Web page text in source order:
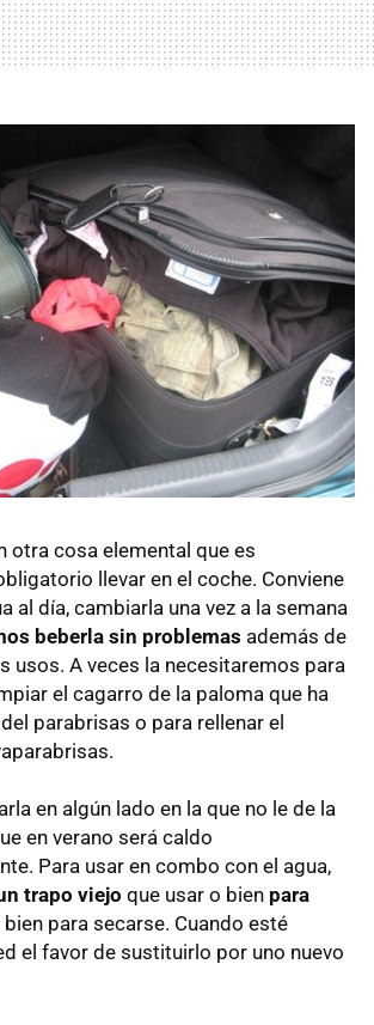
otra cosa elemental que es
llevar en el coche. Conviene
al día, cambiarla una vez a la semana
beberla sin problemas además de
usos. A veces la necesitaremos para
el cagarro de la paloma que ha
parabrisas o para rellenar el
en algún lado en la que no le de la
en verano será caldo
Para usar en combo con el agua,
trapo viejo que usar o bien para
bien para secarse. Cuando esté
el favor de sustituirlo por uno nuevo